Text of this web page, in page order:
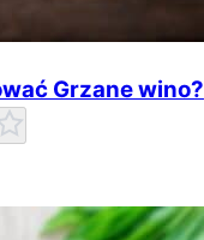
Grzane wino?